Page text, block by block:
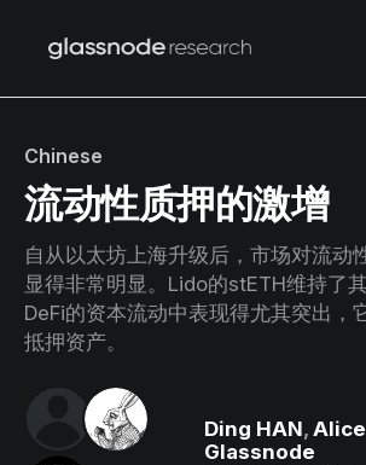
Chinese
流动性质押的激增
自从以太坊上海升级后，市场对流动
显得非常明显。Lido的stETH维持了
DeFi的资本流动中表现得尤其突出，
抵押资产。
Ding HAN,
Glassnode